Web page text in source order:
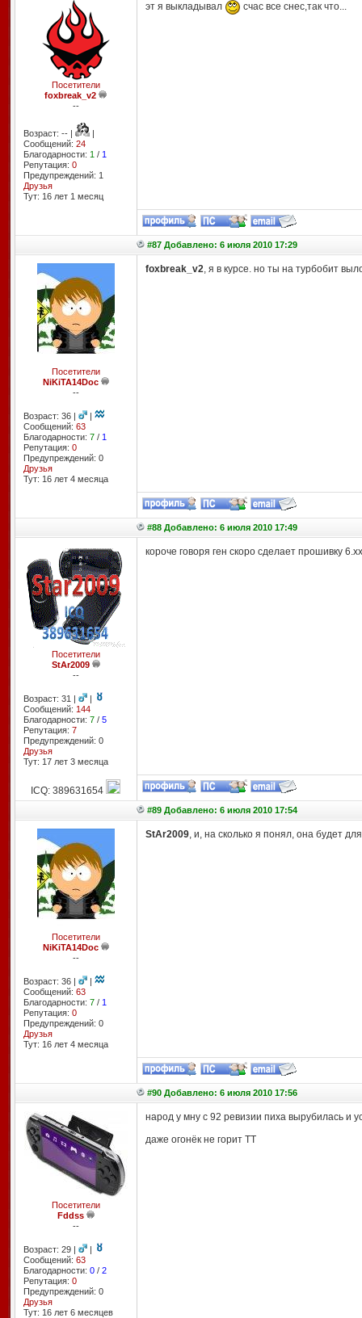
Посетители
foxbreak_v2
--
Возраст: -- |
|
Сообщений: 24
Благодарности: 1 / 1
Репутация: 0
Предупреждений: 1
Друзья
Тут: 16 лет 1 месяц
эт я выкладывал счас все снес,так что...
#87 Добавлено: 6 июля 2010 17:29
Посетители
NiKiTA14Doc
--
Возраст: 36 |
|
Сообщений: 63
Благодарности: 7/ 1
Репутация: 0
Предупреждений: 0
Друзья
Тут: 16 лет 4 месяцa
foxbreak_v2, я в курсе. но ты на турбобит
#88 Добавлено: 6 июля 2010 17:49
Посетители
StAr2009
--
Возраст: 31 |
|
Сообщений: 144
Благодарности: 7/ 5
Репутация: 7
Предупреждений: 0
Друзья
Тут: 17 лет 3 месяцa
короче говоря ген скоро сделает прошивку 6.хх
ICQ: 389631654
#89 Добавлено: 6 июля 2010 17:54
Посетители
NiKiTA14Doc
--
Возраст: 36 |
|
Сообщений: 63
Благодарности: 7/ 1
Репутация: 0
Предупреждений: 0
Друзья
Тут: 16 лет 4 месяцa
StAr2009, и, на сколько я понял, она будет
#90 Добавлено: 6 июля 2010 17:56
Посетители
Fddss
--
Возраст: 29 |
|
Сообщений: 63
Благодарности: 0/ 2
Репутация: 0
Предупреждений: 0
Друзья
Тут: 16 лет 6 месяцев
народ у мну с 92 ревизии пиха вырубилась и
даже огонёк не горит ТТ